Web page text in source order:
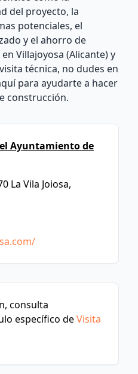
del proyecto, la
potenciales, el
y el ahorro de
Villajoyosa (Alicante) y
técnica, no dudes en
para ayudarte a hacer
construcción.
Ayuntamiento de
La Vila Joiosa,
consulta
específico deVisita